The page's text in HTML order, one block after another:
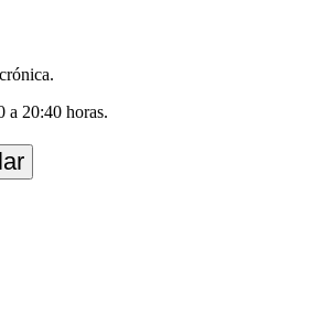
a 20:40 horas.